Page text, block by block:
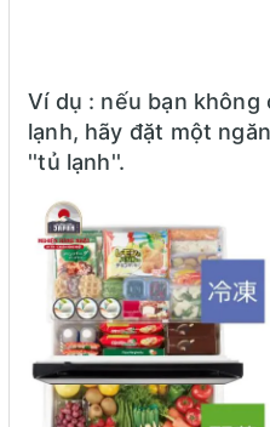
Ví dụ : nếu bạn
lạnh, hãy đặt một
''tủ lạnh''.